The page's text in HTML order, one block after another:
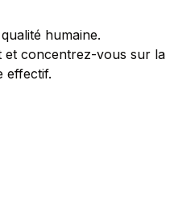
humaine.
et concentrez-vous sur la
effectif.